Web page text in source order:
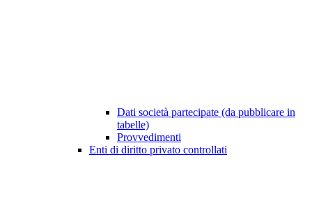
Dati società partecipate (da pubblicare in
tabelle)
Provvedimenti
Enti di diritto privato controllati